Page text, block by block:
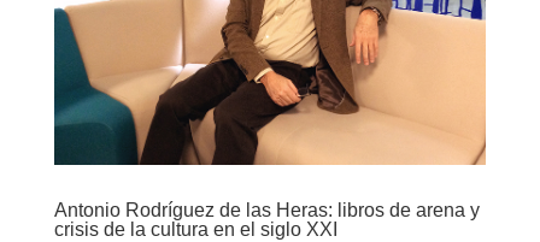
Antonio Rodríguez de las Heras: libros de arena y
crisis de la cultura en el siglo XXI